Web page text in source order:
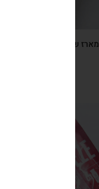
מארז שנה דבש דבש טהור